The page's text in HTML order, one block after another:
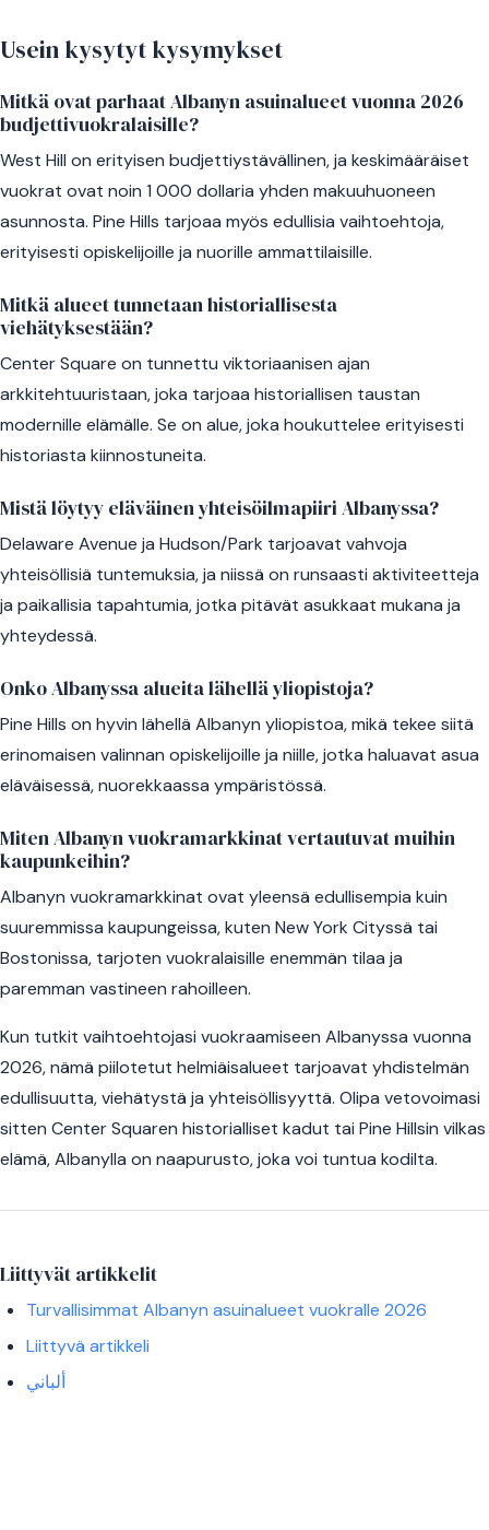
Usein kysytyt kysymykset
Mitkä ovat parhaat Albanyn asuinalueet vuonna 2026
budjettivuokralaisille?
West Hill on erityisen budjettiystävällinen, ja keskimääräiset
vuokrat ovat noin 1 000 dollaria yhden makuuhuoneen
asunnosta. Pine Hills tarjoaa myös edullisia vaihtoehtoja,
erityisesti opiskelijoille ja nuorille ammattilaisille.
Mitkä alueet tunnetaan historiallisesta
viehätyksestään?
Center Square on tunnettu viktoriaanisen ajan
arkkitehtuuristaan, joka tarjoaa historiallisen taustan
modernille elämälle. Se on alue, joka houkuttelee erityisesti
historiasta kiinnostuneita.
Mistä löytyy eläväinen yhteisöilmapiiri Albanyssa?
Delaware Avenue ja Hudson/Park tarjoavat vahvoja
yhteisöllisiä tuntemuksia, ja niissä on runsaasti aktiviteetteja
ja paikallisia tapahtumia, jotka pitävät asukkaat mukana ja
yhteydessä.
Onko Albanyssa alueita lähellä yliopistoja?
Pine Hills on hyvin lähellä Albanyn yliopistoa, mikä tekee siitä
erinomaisen valinnan opiskelijoille ja niille, jotka haluavat asua
eläväisessä, nuorekkaassa ympäristössä.
Miten Albanyn vuokramarkkinat vertautuvat muihin
kaupunkeihin?
Albanyn vuokramarkkinat ovat yleensä edullisempia kuin
suuremmissa kaupungeissa, kuten New York Cityssä tai
Bostonissa, tarjoten vuokralaisille enemmän tilaa ja
paremman vastineen rahoilleen.
Kun tutkit vaihtoehtojasi vuokraamiseen Albanyssa vuonna
2026, nämä piilotetut helmiäisalueet tarjoavat yhdistelmän
edullisuutta, viehätystä ja yhteisöllisyyttä. Olipa vetovoimasi
sitten Center Squaren historialliset kadut tai Pine Hillsin vilkas
elämä, Albanylla on naapurusto, joka voi tuntua kodilta.
Liittyvät artikkelit
Turvallisimmat Albanyn asuinalueet vuokralle 2026
Liittyvä artikkeli
ألباني